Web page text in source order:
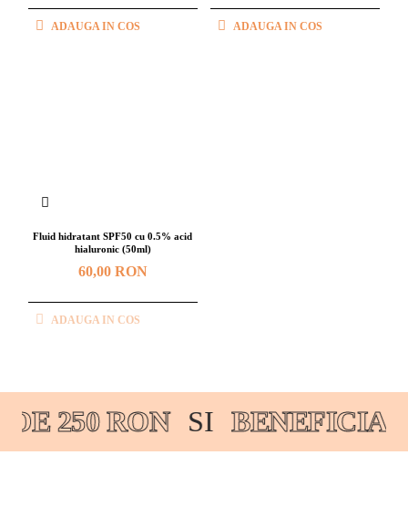
ADAUGA IN COS ADAUGA IN COS
Fluid hidratant SPF50 cu 0.5% acid
hialuronic (50ml)
60,00 RON
ADAUGA IN COS
250 RON SI